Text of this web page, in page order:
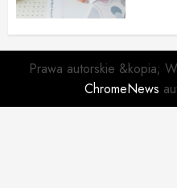
Prawa autorskie &kopia;
ChromeNews